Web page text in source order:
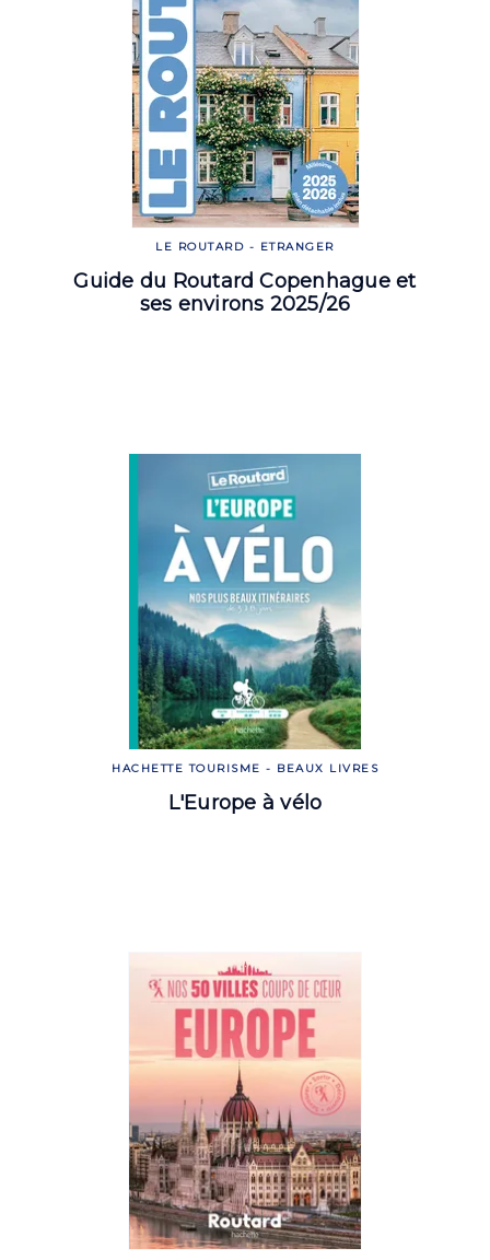
LE ROUTARD - ETRANGER
Guide du Routard Copenhague et
ses environs 2025/26
HACHETTE TOURISME - BEAUX LIVRES
L'Europe à vélo